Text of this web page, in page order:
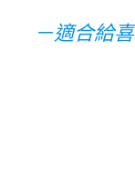
－適合給